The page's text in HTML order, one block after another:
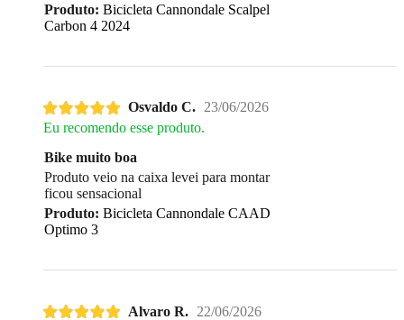
Produto: Bicicleta Cannondale Scalpel
Carbon 4 2024
Osvaldo C. 23/06/2026
Eu recomendo esse produto.
Bike muito boa
Produto veio na caixa levei para montar
ficou sensacional
Produto: Bicicleta Cannondale CAAD
Optimo 3
Alvaro R. 22/06/2026